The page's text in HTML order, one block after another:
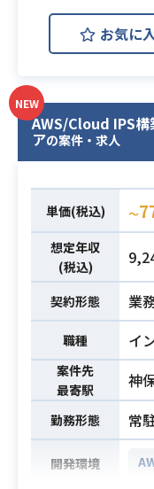
業務内容
ワ
ェ
ま
設
備
※
す。
・
・
・
・
・
・
・
お気に
NEW
AWS/Cloud IPS構
アの案件・求人
単価(税込) 〜
想定年収
(税込)
契約形態 業
職種 イ
案件先
最寄駅
神
勤務形態 常
開発環境